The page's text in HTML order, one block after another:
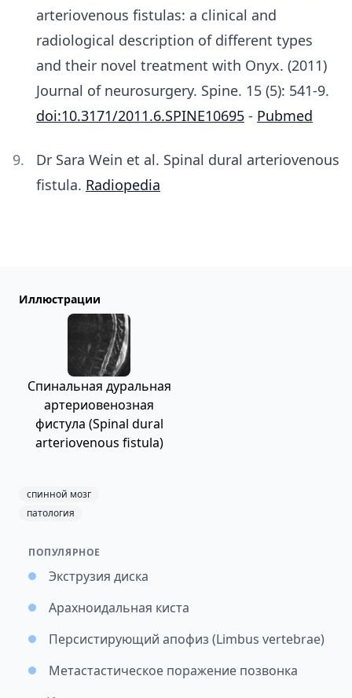
arteriovenous fistulas: a clinical and
radiological description of different types
and their novel treatment with Onyx. (2011)
Journal of neurosurgery. Spine. 15 (5): 541-9.
doi:10.3171/2011.6.SPINE10695 - Pubmed
Dr Sara Wein et al. Spinal dural arteriovenous
fistula. Radiopedia
Иллюстрации
Спинальная дуральная
артериовенозная
фистула (Spinal dural
arteriovenous fistula)
спинной мозг
патология
ПОПУЛЯРНОЕ
Экструзия диска
Арахноидальная киста
Персистирующий апофиз (Limbus vertebrae)
Метастастическое поражение позвонка